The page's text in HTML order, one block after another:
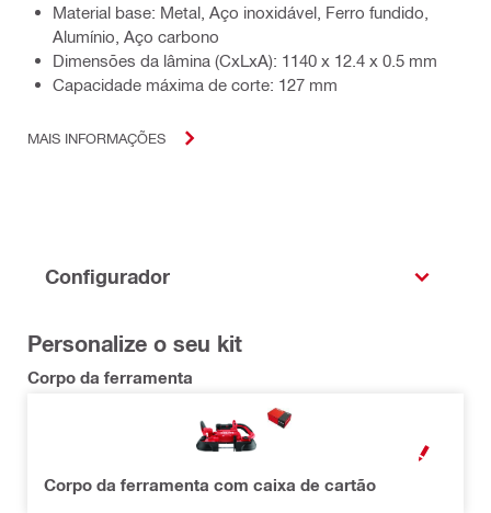
Material base: Metal, Aço inoxidável, Ferro fundido,
Alumínio, Aço carbono
Dimensões da lâmina (CxLxA): 1140 x 12.4 x 0.5 mm
Capacidade máxima de corte: 127 mm
MAIS INFORMAÇÕES
Configurador
Personalize o seu kit
Corpo da ferramenta
Corpo da ferramenta com caixa de cartão
OPEN MODAL